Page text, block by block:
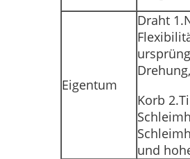
Eigentum
Draht
Korb
und